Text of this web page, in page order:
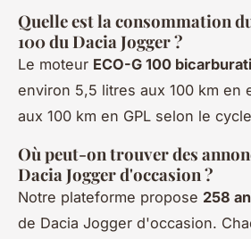
Quelle est la consommation
100 du Dacia Jogger ?
Le moteur ECO-G 100
environ 5,5 litres aux 100 km en
aux 100 km en GPL selon le
Où peut-on trouver des
Dacia Jogger d'occasion ?
Notre plateforme propose 258
de Dacia Jogger d'occasion.